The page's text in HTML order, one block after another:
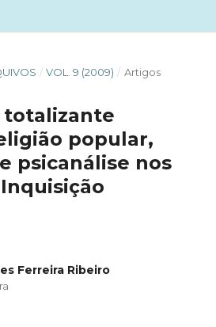
/ VOL. 9 (2009) / Artigos
totalizante
popular,
psicanálise nos
Ferreira Ribeiro